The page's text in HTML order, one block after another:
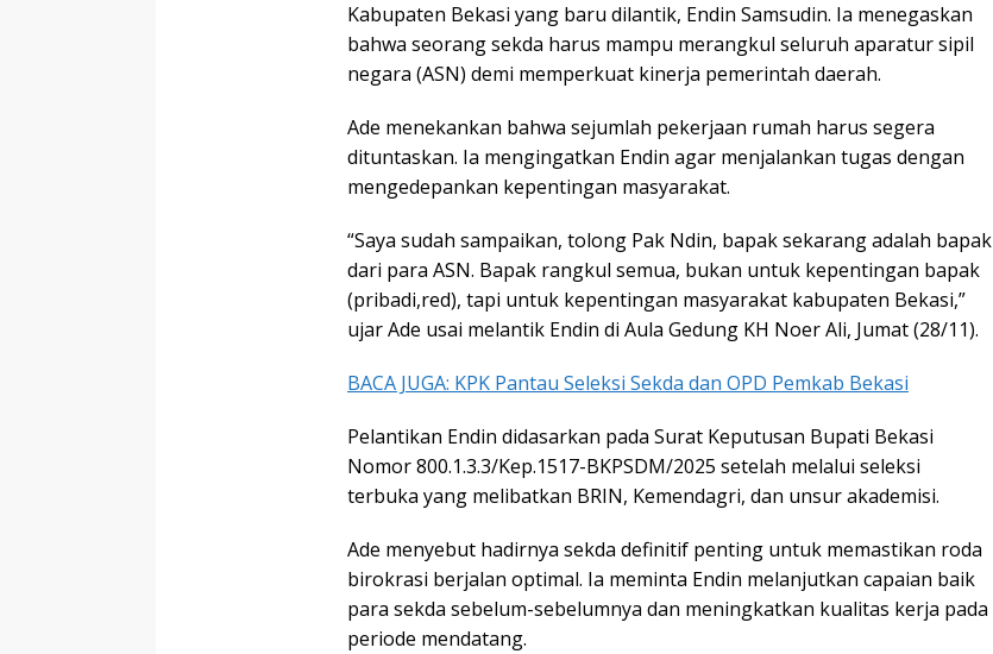
Kabupaten Bekasi yang baru dilantik, Endin Samsudin. Ia menegaskan
bahwa seorang sekda harus mampu merangkul seluruh aparatur sipil
negara (ASN) demi memperkuat kinerja pemerintah daerah.
Ade menekankan bahwa sejumlah pekerjaan rumah harus segera
dituntaskan. Ia mengingatkan Endin agar menjalankan tugas dengan
mengedepankan kepentingan masyarakat.
“Saya sudah sampaikan, tolong Pak Ndin, bapak sekarang adalah bapak
dari para ASN. Bapak rangkul semua, bukan untuk kepentingan bapak
(pribadi,red), tapi untuk kepentingan masyarakat kabupaten Bekasi,”
ujar Ade usai melantik Endin di Aula Gedung KH Noer Ali, Jumat (28/11).
BACA JUGA: KPK Pantau Seleksi Sekda dan OPD Pemkab Bekasi
Pelantikan Endin didasarkan pada Surat Keputusan Bupati Bekasi
Nomor 800.1.3.3/Kep.1517-BKPSDM/2025 setelah melalui seleksi
terbuka yang melibatkan BRIN, Kemendagri, dan unsur akademisi.
Ade menyebut hadirnya sekda definitif penting untuk memastikan roda
birokrasi berjalan optimal. Ia meminta Endin melanjutkan capaian baik
para sekda sebelum-sebelumnya dan meningkatkan kualitas kerja pada
periode mendatang.